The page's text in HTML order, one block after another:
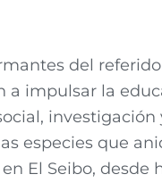
del
a impulsar la
especies que
El Seibo, desde